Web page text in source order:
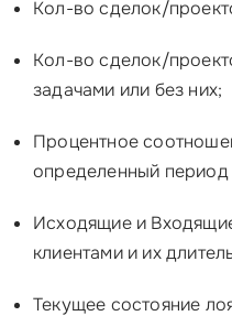
Кол-во сделок/
Кол-во сделок/
задачами или без них;
Процентное
определенный
Исходящие и
клиентами и их
Текущее состояние